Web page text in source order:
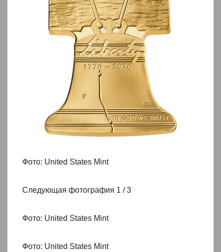
Фото: United States Mint
Следующая фотография 1 / 3
Фото: United States Mint
Фото: United States Mint